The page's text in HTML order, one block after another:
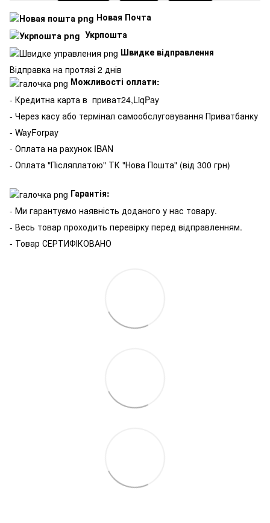
Новая Почта
Укрпошта
Швидке відправлення
Відправка на протязі 2 днів
Можливості оплати:
- Кредитна карта в приват24,LiqPay
- Через касу або термінал самообслуговування Приватбанку
- WayForpay
- Оплата на рахунок IBAN
- Оплата "Післяплатою" ТК "Нова Пошта" (від 300 грн)
Гарантія:
- Ми гарантуємо наявність доданого у нас товару.
- Весь товар проходить перевірку перед відправленням.
- Товар СЕРТИФІКОВАНО